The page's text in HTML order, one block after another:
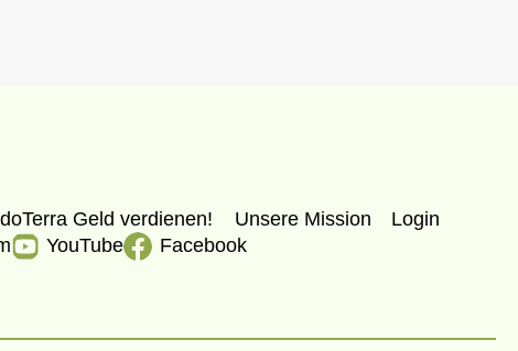
Geld verdienen! Unsere Mission Login
YouTube Facebook